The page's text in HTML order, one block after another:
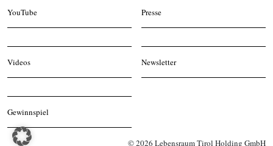
YouTube Presse
Videos Newsletter
Gewinnspiel
© 2026 Lebensraum Tirol Holding GmbH